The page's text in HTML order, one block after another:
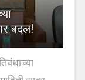
बदल!